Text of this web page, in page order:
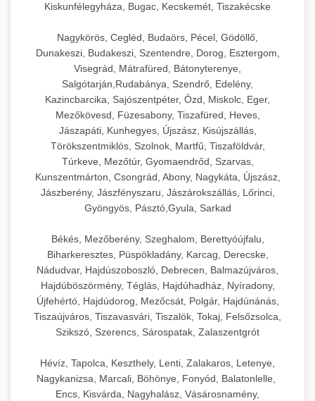
Kiskunfélegyháza, Bugac, Kecskemét, Tiszakécske
Nagykörös, Cegléd, Budaörs, Pécel, Gödöllő,
Dunakeszi, Budakeszi, Szentendre, Dorog, Esztergom,
Visegrád, Mátrafüred, Bátonyterenye,
Salgótarján,Rudabánya, Szendrő, Edelény,
Kazincbarcika, Sajószentpéter, Ózd, Miskolc, Eger,
Mezőkövesd, Füzesabony, Tiszafüred, Heves,
Jászapáti, Kunhegyes, Újszász, Kisújszállás,
Törökszentmiklós, Szolnok, Martfű, Tiszaföldvár,
Túrkeve, Mezőtúr, Gyomaendrőd, Szarvas,
Kunszentmárton, Csongrád, Abony, Nagykáta, Újszász,
Jászberény, Jászfényszaru, Jászárokszállás, Lőrinci,
Gyöngyös, Pásztó,Gyula, Sarkad
Békés, Mezőberény, Szeghalom, Berettyóújfalu,
Biharkeresztes, Püspökladány, Karcag, Derecske,
Nádudvar, Hajdúszoboszló, Debrecen, Balmazújváros,
Hajdúböszörmény, Téglás, Hajdúhadház, Nyíradony,
Újfehértó, Hajdúdorog, Mezőcsát, Polgár, Hajdúnánás,
Tiszaújváros, Tiszavasvári, Tiszalök, Tokaj, Felsőzsolca,
Szikszó, Szerencs, Sárospatak, Zalaszentgrót
Hévíz, Tapolca, Keszthely, Lenti, Zalakaros, Letenye,
Nagykanizsa, Marcali, Böhönye, Fonyód, Balatonlelle,
Encs, Kisvárda, Nagyhalász, Vásárosnamény,